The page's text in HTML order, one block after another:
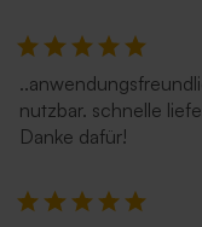
nutzbar. schnelle
Danke dafür!